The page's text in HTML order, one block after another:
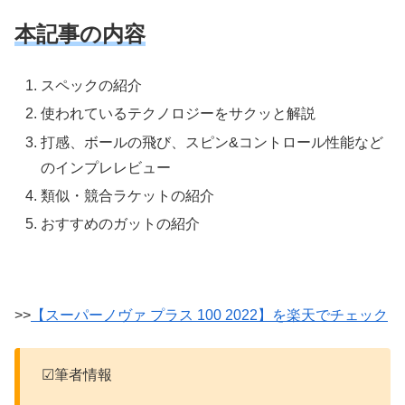
本記事の内容
スペックの紹介
使われているテクノロジーをサクッと解説
打感、ボールの飛び、スピン&コントロール性能など
のインプレレビュー
類似・競合ラケットの紹介
おすすめのガットの紹介
>> 【スーパーノヴァ プラス 100 2022】を楽天でチェック
☑筆者情報